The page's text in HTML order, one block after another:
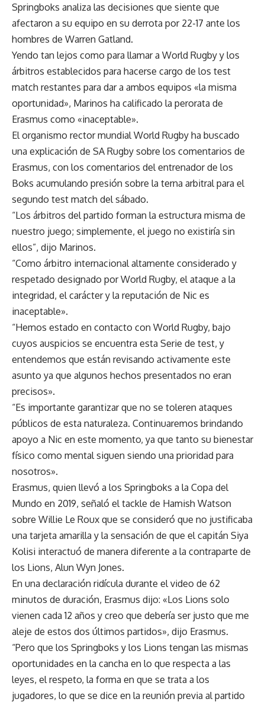
Springboks analiza las decisiones que siente que
afectaron a su equipo en su derrota por 22-17 ante los
hombres de Warren Gatland.
Yendo tan lejos como para llamar a World Rugby y los
árbitros establecidos para hacerse cargo de los test
match restantes para dar a ambos equipos «la misma
oportunidad», Marinos ha calificado la perorata de
Erasmus como «inaceptable».
El organismo rector mundial World Rugby ha buscado
una explicación de SA Rugby sobre los comentarios de
Erasmus, con los comentarios del entrenador de los
Boks acumulando presión sobre la terna arbitral para el
segundo test match del sábado.
“Los árbitros del partido forman la estructura misma de
nuestro juego; simplemente, el juego no existiría sin
ellos”, dijo Marinos.
“Como árbitro internacional altamente considerado y
respetado designado por World Rugby, el ataque a la
integridad, el carácter y la reputación de Nic es
inaceptable».
“Hemos estado en contacto con World Rugby, bajo
cuyos auspicios se encuentra esta Serie de test, y
entendemos que están revisando activamente este
asunto ya que algunos hechos presentados no eran
precisos».
“Es importante garantizar que no se toleren ataques
públicos de esta naturaleza. Continuaremos brindando
apoyo a Nic en este momento, ya que tanto su bienestar
físico como mental siguen siendo una prioridad para
nosotros».
Erasmus, quien llevó a los Springboks a la Copa del
Mundo en 2019, señaló el tackle de Hamish Watson
sobre Willie Le Roux que se consideró que no justificaba
una tarjeta amarilla y la sensación de que el capitán Siya
Kolisi interactuó de manera diferente a la contraparte de
los Lions, Alun Wyn Jones.
En una declaración ridícula durante el video de 62
minutos de duración, Erasmus dijo: «Los Lions solo
vienen cada 12 años y creo que debería ser justo que me
aleje de estos dos últimos partidos», dijo Erasmus.
“Pero que los Springboks y los Lions tengan las mismas
oportunidades en la cancha en lo que respecta a las
leyes, el respeto, la forma en que se trata a los
jugadores, lo que se dice en la reunión previa al partido